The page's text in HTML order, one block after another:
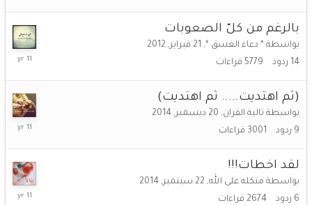
2016
بالرغم من كلّ الصعوبات
بواسطة * دعاء الغسق *, 21 فبراير, 2012
14 ردود 5779 قراءات
30
(ثم اهتديت..... ثم اهتديت)
بواسطة تالية القران, 20 ديسمبر, 2014
9 ردود 3001 قراءات
12
2015
لقد اخطات!!!
بواسطة متكله على الله, 22 سبتمبر, 2014
6 ردود 2674 قراءات
15